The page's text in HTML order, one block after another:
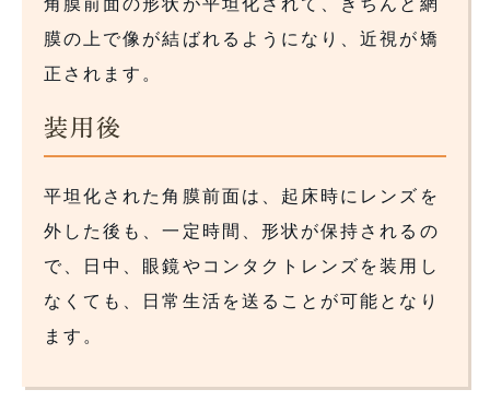
膜の上で像が結ばれるようになり、近視が矯
正されます。
装用後
平坦化された角膜前面は、起床時にレンズを
外した後も、一定時間、形状が保持されるの
で、日中、眼鏡やコンタクトレンズを装用し
なくても、日常生活を送ることが可能となり
ます。